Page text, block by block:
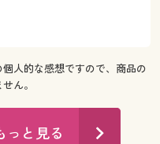
人的な感想ですので、商品の
ん。
っと見る